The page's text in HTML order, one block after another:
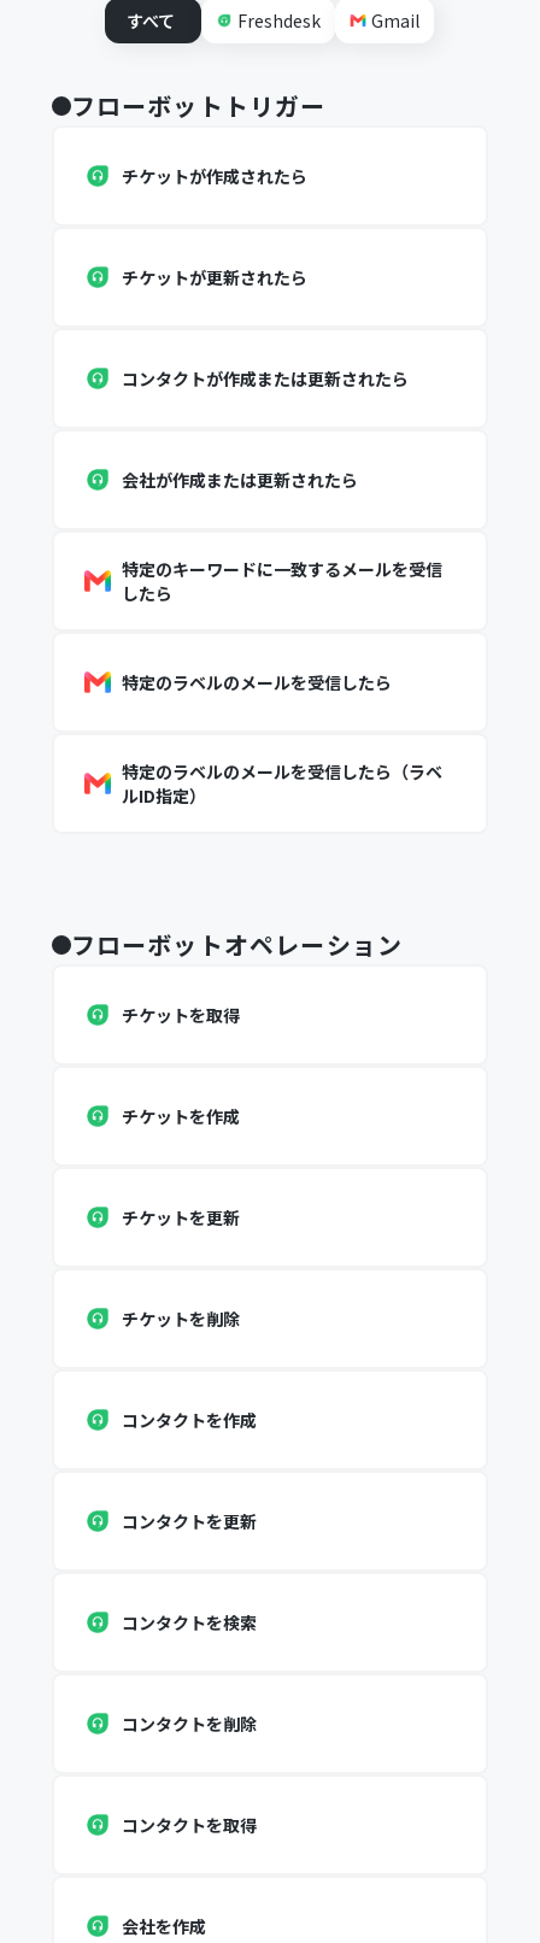
すべて Freshdesk Gmail
フローボットトリガー
チケットが作成されたら
チケットが更新されたら
コンタクトが作成または更新されたら
会社が作成または更新されたら
特定のキーワードに一致するメールを受信
したら
特定のラベルのメールを受信したら
特定のラベルのメールを受信したら（ラベ
ルID指定）
フローボットオペレーション
チケットを取得
チケットを作成
チケットを更新
チケットを削除
コンタクトを作成
コンタクトを更新
コンタクトを検索
コンタクトを削除
コンタクトを取得
会社を作成